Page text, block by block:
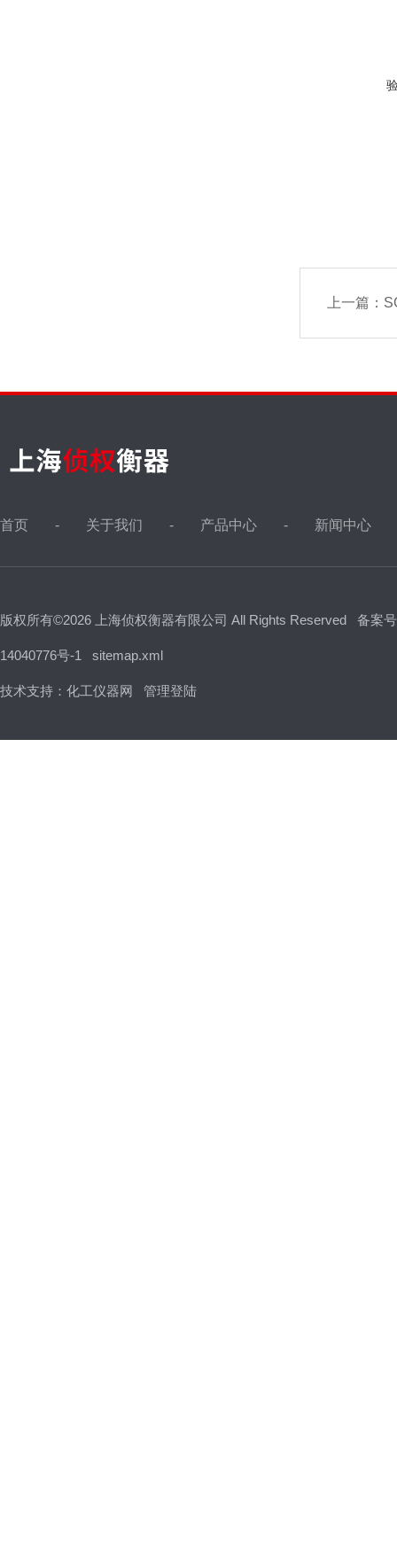
上一篇：
首页 关于我们 产品中心 新闻中心
版权所有©2026 上海侦权衡器有限公司 All Rights Reserved 备案
14040776号-1 sitemap.xml
技术支持： 化工仪器网 管理登陆